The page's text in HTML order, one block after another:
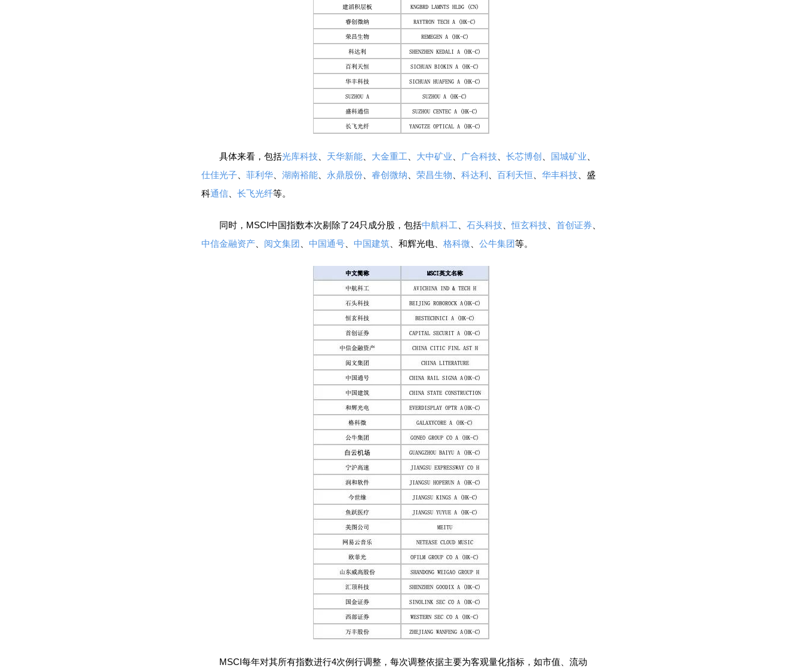
具体来看，包括光库科技 天华新能 大金重工 大中矿业 广合科技 长芯博创 国城矿业
仕佳光子
菲利华 湖南裕能 永鼎股份 睿创微纳 荣昌生物 科达利 百利天恒 华丰科技 、盛
科通信 长飞光纤等。
同时，MSCI中国指数本次剔除了24只成分股，包括中航科工 石头科技 、恒玄科技 首创证券
中信金融资产
阅文集团 中国通号 中国建筑 、和辉光电、 格科微 公牛集团等。
MSCI每年对其所有指数进行4次例行调整，每次调整依据主要为客观量化指标，如市值、流动